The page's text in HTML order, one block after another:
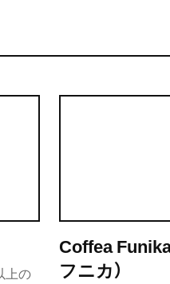
上の
Coffea
フニカ）